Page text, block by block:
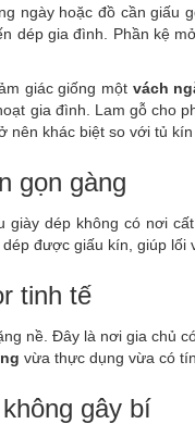
ngày hoặc đồ cần
dép gia đình. Phần kệ
giác giống một vách
gia đình. Lam gỗ cho
nên khác biệt so với tủ kín
gọn gàng
dép không có nơi
được giấu kín, giúp lối
tinh tế
nề. Đây là nơi gia chủ
vừa thực dụng vừa có
gây bí